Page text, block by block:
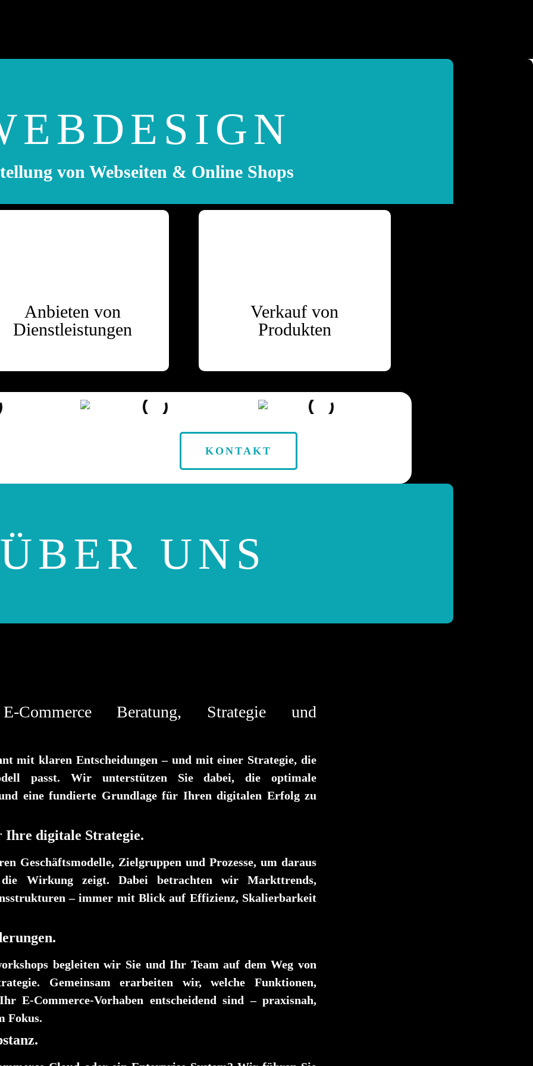
von Webseiten & Online Shops
Anbieten von
Dienstleistungen
Verkauf von
Produkten
KONTAKT
ÜBER UNS
Beratung, Strategie und
mit klaren Entscheidungen – und mit einer Strategie, die
passt. Wir unterstützen Sie dabei, die optimale
eine fundierte Grundlage für Ihren digitalen Erfolg zu
Ihre digitale Strategie.
Geschäftsmodelle, Zielgruppen und Prozesse, um daraus
Wirkung zeigt. Dabei betrachten wir Markttrends,
– immer mit Blick auf Effizienz, Skalierbarkeit
begleiten wir Sie und Ihr Team auf dem Weg von
Gemeinsam erarbeiten wir, welche Funktionen,
E-Commerce-Vorhaben entscheidend sind – praxisnah,
Fokus.